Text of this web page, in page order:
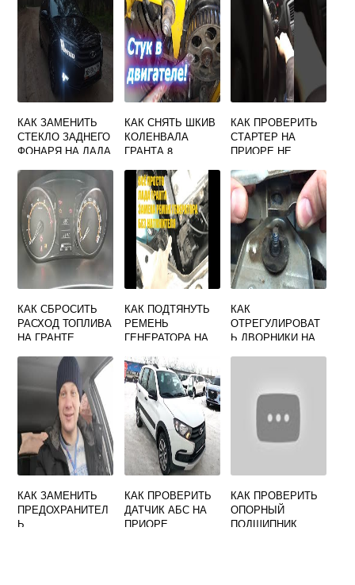
КАК ЗАМЕНИТЬ
СТЕКЛО ЗАДНЕГО
ФОНАРЯ НА ЛАДА
КАК СНЯТЬ ШКИВ
КОЛЕНВАЛА
ГРАНТА 8
КАК ПРОВЕРИТЬ
СТАРТЕР НА
ПРИОРЕ НЕ
МАШИНЫ
КАК СБРОСИТЬ
РАСХОД ТОПЛИВА
НА ГРАНТЕ
КАК ПОДТЯНУТЬ
РЕМЕНЬ
ГЕНЕРАТОРА НА
КЛАПАНОВ 127
ДВИГАТЕЛЬ С
КОНДИЦИОНЕРО
КАК
ОТРЕГУЛИРОВАТ
Ь ДВОРНИКИ НА
КАК ЗАМЕНИТЬ
ПРЕДОХРАНИТЕЛ
Ь
КАК ПРОВЕРИТЬ
ДАТЧИК АБС НА
ПРИОРЕ
КАК ПРОВЕРИТЬ
ОПОРНЫЙ
ПОДШИПНИК